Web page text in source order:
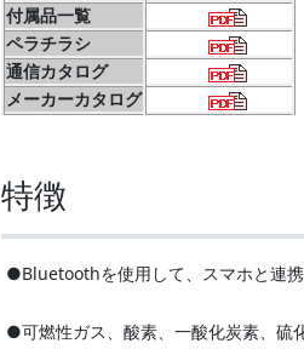
付属品一覧
ペラチラシ
通信カタログ
メーカーカタログ
特徴
●Bluetoothを使用して、スマホと連携
●可燃性ガス、酸素、一酸化炭素、硫